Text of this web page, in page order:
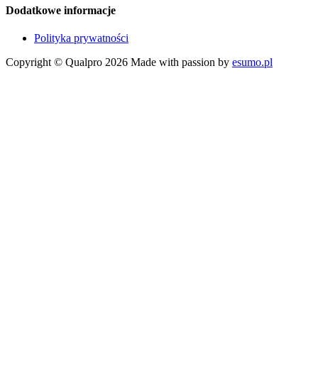
Dodatkowe informacje
Polityka prywatności
Copyright © Qualpro 2026 Made with passion by esumo.pl